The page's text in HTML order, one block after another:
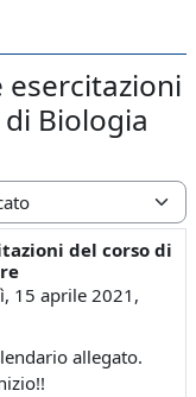
esercitazioni
Biologia
del corso di
15 aprile 2021,
allegato.